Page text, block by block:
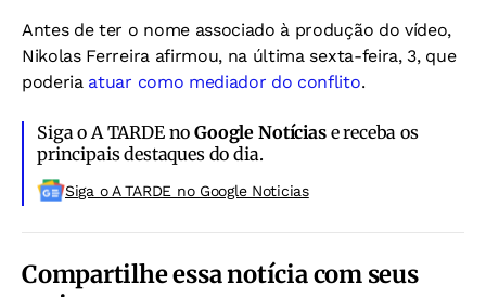
Antes de ter o nome associado à produção do vídeo,
Nikolas Ferreira afirmou, na última sexta-feira, 3, que
poderia atuar como mediador do conflito.
Siga o A TARDE noGoogle Notíciase receba os
principais destaques do dia.
Siga o A TARDE no Google Noticias
Compartilhe essa notícia com seus